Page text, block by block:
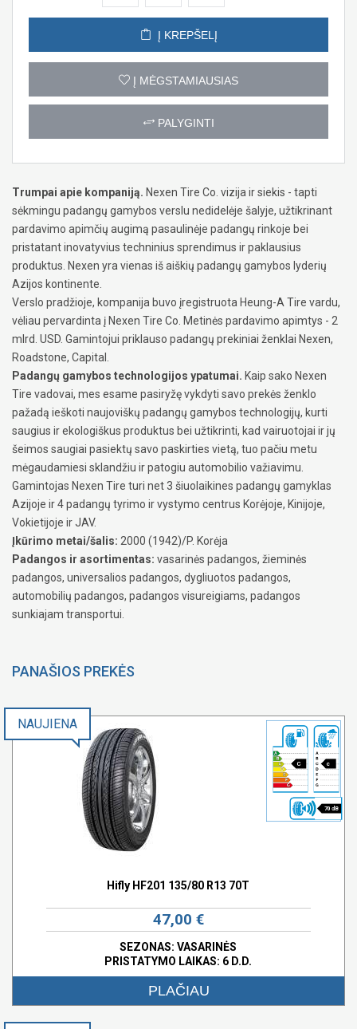
Į KREPŠELĮ
Į MĖGSTAMIAUSIAS
PALYGINTI
Trumpai apie kompaniją. Nexen Tire Co. vizija ir siekis - tapti
sėkmingu padangų gamybos verslu nedidelėje šalyje, užtikrinant
pardavimo apimčių augimą pasaulinėje padangų rinkoje bei
pristatant inovatyvius techninius sprendimus ir paklausius
produktus. Nexen yra vienas iš aiškių padangų gamybos lyderių
Azijos kontinente.
Verslo pradžioje, kompanija buvo įregistruota Heung-A Tire vardu,
vėliau pervardinta į Nexen Tire Co. Metinės pardavimo apimtys - 2
mlrd. USD. Gamintojui priklauso padangų prekiniai ženklai Nexen,
Roadstone, Capital.
Padangų gamybos technologijos ypatumai. Kaip sako Nexen
Tire vadovai, mes esame pasiryžę vykdyti savo prekės ženklo
pažadą ieškoti naujoviškų padangų gamybos technologijų, kurti
saugius ir ekologiškus produktus bei užtikrinti, kad vairuotojai ir jų
šeimos saugiai pasiektų savo paskirties vietą, tuo pačiu metu
mėgaudamiesi sklandžiu ir patogiu automobilio važiavimu.
Gamintojas Nexen Tire turi net 3 šiuolaikines padangų gamyklas
Azijoje ir 4 padangų tyrimo ir vystymo centrus Korėjoje, Kinijoje,
Vokietijoje ir JAV.
Įkūrimo metai/šalis: 2000 (1942)/P. Korėja
Padangos ir asortimentas: vasarinės padangos, žieminės
padangos, universalios padangos, dygliuotos padangos,
automobilių padangos, padangos visureigiams, padangos
sunkiajam transportui.
PANAŠIOS PREKĖS
C c
70 dB
NAUJIENA
Hifly HF201 135/80 R13 70T
47,00 €
SEZONAS: VASARINĖS
PRISTATYMO LAIKAS: 6 D.D.
PLAČIAU